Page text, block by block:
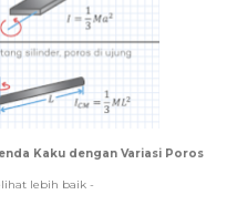
Kaku dengan Variasi Poros
lebih baik -